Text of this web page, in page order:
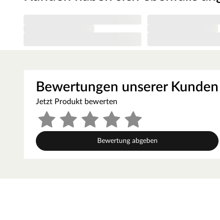
Steuergerät
Diese Innensauna wird einschließlich Saunaofen mit
Außenseite der Sauna ermöglicht eine praktische
Einstellung der Temperatur. Weitere elektrische Geräte,
die externe Steuerung angeschlossen und mit dieser
Bewertungen unserer Kunden
Jetzt Produkt bewerten
Bewertung abgeben